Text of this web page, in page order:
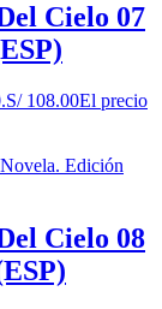
Cielo 07
S/108.00El precio
Cielo 08